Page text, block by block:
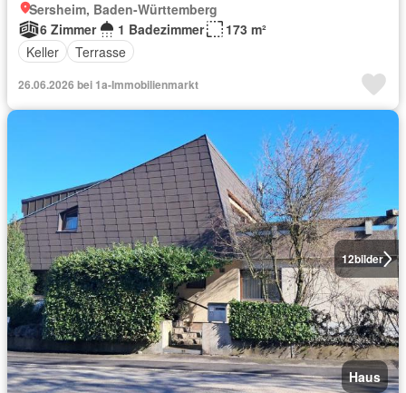
Sersheim, Baden-Württemberg
6 Zimmer
1 Badezimmer
173 m²
Keller
Terrasse
26.06.2026 bei 1a-Immobilienmarkt
12bilder
Haus